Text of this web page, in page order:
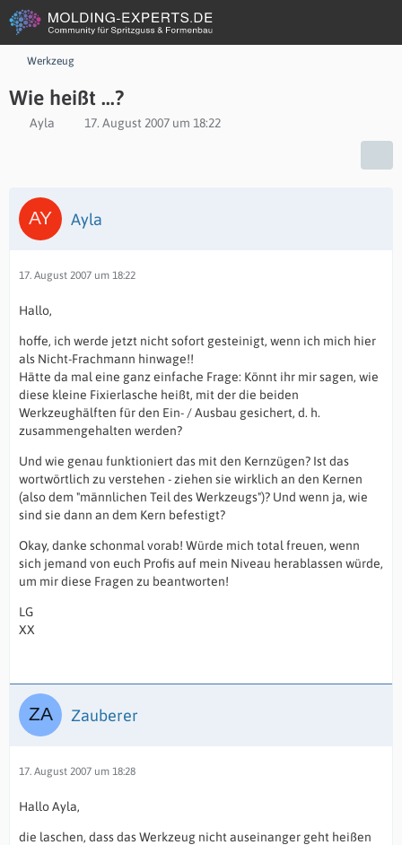
Werkzeug
Wie heißt ...?
Ayla 17. August 2007 um 18:22
Ayla
17. August 2007 um 18:22
Hallo,
hoffe, ich werde jetzt nicht sofort gesteinigt, wenn ich mich hier
als Nicht-Frachmann hinwage!!
Hätte da mal eine ganz einfache Frage: Könnt ihr mir sagen, wie
diese kleine Fixierlasche heißt, mit der die beiden
Werkzeughälften für den Ein- / Ausbau gesichert, d. h.
zusammengehalten werden?
Und wie genau funktioniert das mit den Kernzügen? Ist das
wortwörtlich zu verstehen - ziehen sie wirklich an den Kernen
(also dem "männlichen Teil des Werkzeugs")? Und wenn ja, wie
sind sie dann an dem Kern befestigt?
Okay, danke schonmal vorab! Würde mich total freuen, wenn
sich jemand von euch Profis auf mein Niveau herablassen würde,
um mir diese Fragen zu beantworten!
LG
XX
Zauberer
17. August 2007 um 18:28
Hallo Ayla,
die laschen, dass das Werkzeug nicht auseinanger geht heißen